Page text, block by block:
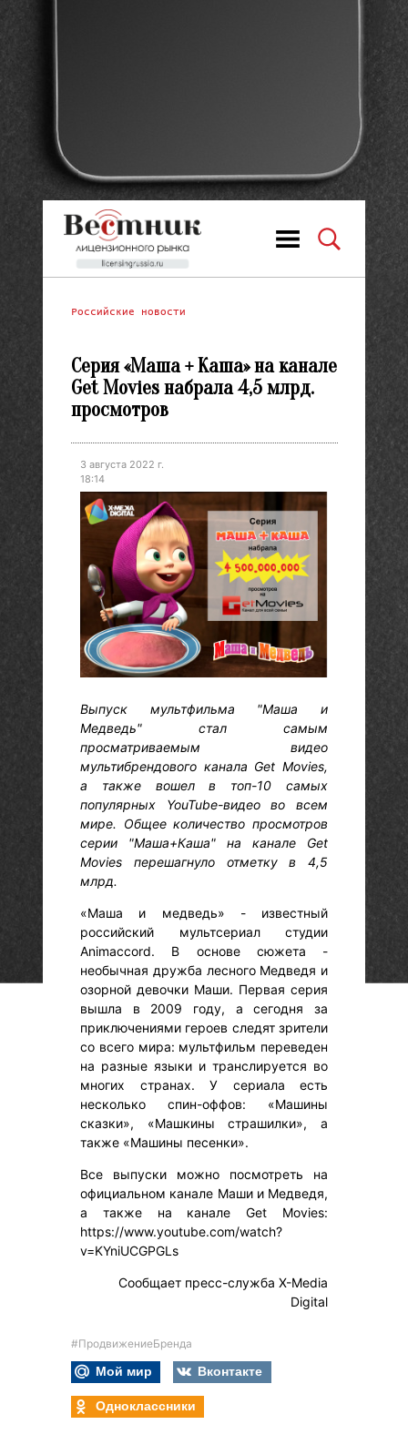
Российские новости
Серия «Маша + Каша» на канале
Get Movies набрала 4,5 млрд.
просмотров
3 августа 2022 г.
18:14
Выпуск мультфильма "Маша и
Медведь" стал самым
просматриваемым видео
мультибрендового канала Get Movies,
а также вошел в топ-10 самых
популярных YouTube-видео во всем
мире. Общее количество просмотров
серии "Маша+Каша" на канале Get
Movies перешагнуло отметку в 4,5
млрд.
«Маша и медведь» - известный
российский мультсериал студии
Animaccord. В основе сюжета -
необычная дружба лесного Медведя и
озорной девочки Маши. Первая серия
вышла в 2009 году, а сегодня за
приключениями героев следят зрители
со всего мира: мультфильм переведен
на разные языки и транслируется во
многих странах. У сериала есть
несколько спин-оффов: «Машины
сказки», «Машкины страшилки», а
также «Машины песенки».
Все выпуски можно посмотреть на
официальном канале Маши и Медведя,
а также на канале Get Movies:
https://www.youtube.com/watch?
v=KYniUCGPGLs
Сообщает пресс-служба X-Media
Digital
#ПродвижениеБренда
Мой мир
Вконтакте
Одноклассники